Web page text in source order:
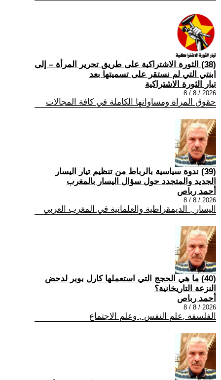
(38) الثورة الاشتراكية على طريق تحرير المرأة – إلى
ابنتي التي لم نستقر على تسميتها بعد
تيار الثورة الاشتراكية
2026 / 8 / 8
حقوق المراة ومساواتها الكاملة في كافة المجالات
(39) ندوة سياسية بالرباط من تنظيم تيار اليسار
الجديد والمتجدد حول سؤال اليسار بالمغرب
أحمد رباص
2026 / 8 / 8
اليسار , الديمقراطية والعلمانية في المغرب العربي
(40) ما هي الحجج التي استعملها كارل بوبر لدحض
النزعة التاريخانية؟
أحمد رباص
2026 / 8 / 8
الفلسفة ,علم النفس , وعلم الاجتماع